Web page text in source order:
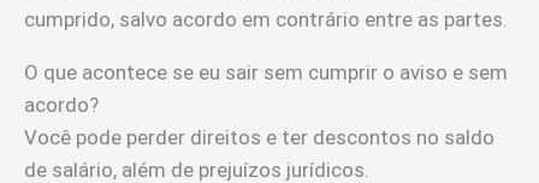
cumprido, salvo acordo em contrário entre as partes.
O que acontece se eu sair sem cumprir o aviso e sem
acordo?
Você pode perder direitos e ter descontos no saldo
de salário, além de prejuízos jurídicos.